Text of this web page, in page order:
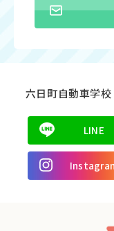
六日町自動車学
LINE